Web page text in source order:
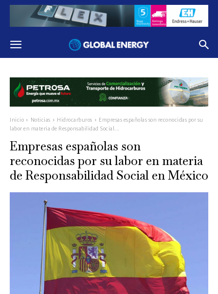
Inicio Noticias Hidrocarburos
Empresas españolas son reconocidas por su
labor en materia de Responsabilidad Social...
Empresas españolas son
reconocidas por su labor en materia
de Responsabilidad Social en México